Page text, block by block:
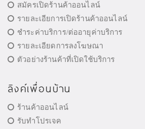
สมัครเปิดร้านค้าออนไลน์
รายละเอียการเปิดร้านค้าออนไลน์
ชำระค่าบริการ/ต่ออายุค่าบริการ
รายละเอียดการลงโฆษณา
ตัวอย่างร้านค้าที่เปิดใช้บริการ
ลิงค์เพื่อนบ้าน
ร้านค้าออนไลน์
รับทำโปรเจค